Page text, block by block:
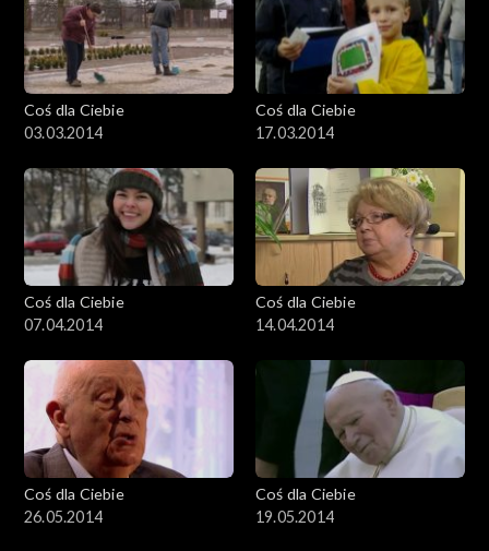
Coś dla Ciebie
03.03.2014
Coś dla Ciebie
17.03.2014
Coś dla Ciebie
07.04.2014
Coś dla Ciebie
14.04.2014
Coś dla Ciebie
26.05.2014
Coś dla Ciebie
19.05.2014